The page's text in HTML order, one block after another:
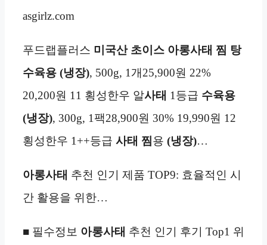
asgirlz.com
푸드랩플러스 미국산 초이스 아롱사태 찜 탕
수육용 (냉장), 500g, 1개25,900원 22%
20,200원 11 횡성한우 알사태 1등급 수육용
(냉장), 300g, 1팩28,900원 30% 19,990원 12
횡성한우 1++등급 사태 찜용 (냉장)…
아롱사태 추천 인기 제품 TOP9: 효율적인 시
간 활용을 위한…
■ 필수정보 아롱사태 추천 인기 후기 Top1 위